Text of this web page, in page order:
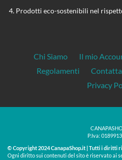
Prodotti eco-sostenibili nel
Chi Siamo Il mio
Regolamenti
Privacy
P.Iva:
© Copyright 2024 CanapaShop.it | Tutti i diritti
Ogni diritto sui contenuti del sito è riservato ai